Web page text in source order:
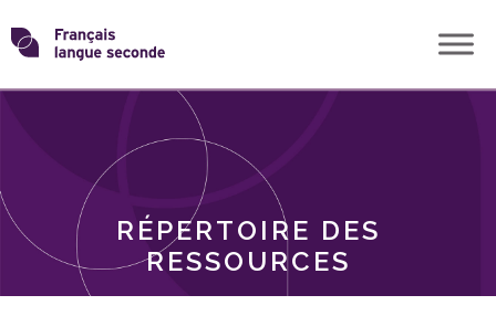
Skip
toTransformons
langue
RÉPERTOIRE DES
RESSOURCES
THÈMES